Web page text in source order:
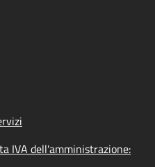
IVA dell'amministrazione: